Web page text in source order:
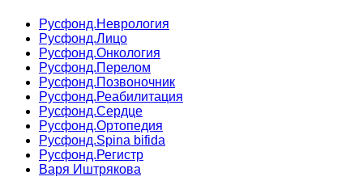
Русфонд.Неврология
Русфонд.Лицо
Русфонд.Онкология
Русфонд.Перелом
Русфонд.Позвоночник
Русфонд.Реабилитация
Русфонд.Сердце
Русфонд.Ортопедия
Русфонд.Spina bifida
Русфонд.Регистр
Варя Иштрякова